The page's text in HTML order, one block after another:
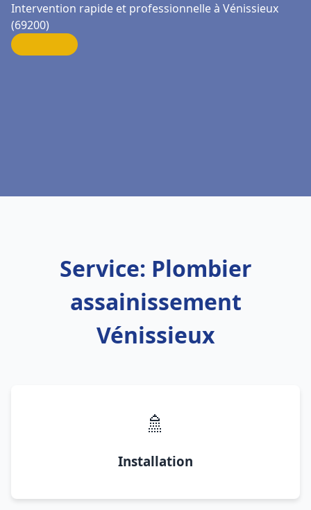
Intervention rapide et professionnelle à Vénissieux
(69200)
Service: Plombier
assainissement
Vénissieux
🚿
Installation